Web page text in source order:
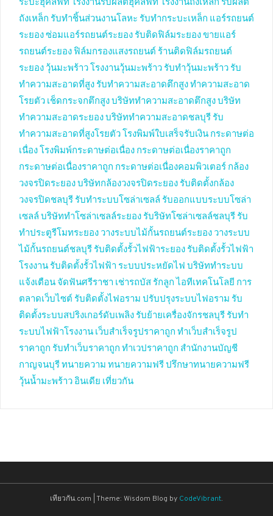
ระบะฮุคลิฟท์ โรงงานรับผลิตฮุคลิฟท์ โรงงานถังเหล็ก รับผลิต
ถังเหล็ก รับทำชิ้นส่วนงานโลหะ รับทำกระบะเหล็ก แอร์รถยนต์
ระยองซ่อมแอร์รถยนต์ระยอง รับติดฟิล์มระยองขายแอร์
รถยนต์ระยอง ฟิล์มกรองแสงรถยนต์ ร้านติดฟิล์มรถยนต์
ระยอง วุ้นมะพร้าว โรงงานวุ้นมะพร้าว รับทำวุ้นมะพร้าว รับ
ทำความสะอาดที่สูง รับทำความสะอาดตึกสูงทำความสะอาด
โรยตัว เช็ดกระจกตึกสูงบริษัททำความสะอาดตึกสูงบริษัท
ทำความสะอาดระยองบริษัททำความสะอาดชลบุรี รับ
ทำความสะอาดที่สูงโรยตัว โรงพิมพ์ใบเสร็จรับเงิน กระดาษต่อ
เนื่อง โรงพิมพ์กระดาษต่อเนื่อง กระดาษต่อเนื่องราคาถูก
กระดาษต่อเนื่องราคาถูก กระดาษต่อเนื่องคอมพิวเตอร์ กล้อง
วงจรปิดระยองบริษัทกล้องวงจรปิดระยอง รับติดตั้งกล้อง
วงจรปิดชลบุรี รับทำระบบโซล่าเซลล์ รับออกแบบระบบโซล่า
เซลล์ บริษัททำโซล่าเซลล์ระยอง รับริษัทโซล่าเซลล์ชลบุรี รับ
ทำประตูรีโมทระยอง วางระบบไม้กั้นรถยนต์ระยอง วางระบบ
ไม้กั้นรถยนต์ชลบุรี รับติดตั้งรั้วไฟฟ้าระยอง รับติดตั้งรั้วไฟฟ้า
โรงงาน รับติดตั้งรั้วไฟฟ้า ระบบประหยัดไฟ บริษัททำระบบ
แจ้งเตือน จัดฟันศรีราชา เช่ารถบัส รักลูก ไอทีเทคโนโลยี การ
ตลาดเว็บไซต์ รับติดตั้งไฟอราม ปรับปรุงระบบไฟอราม รับ
ติดตั้งระบบสปริงเกอร์ดับเพลิง รับย้ายเครื่องจักรชลบุรี รับทำ
ระบบไฟฟ้าโรงงาน เว็บสำเร็จรูปราคาถูก ทำเว็บสำเร็จรูป
ราคาถูก รับทำเว็บราคาถูก ทำเวปราคาถูก สำนักงานบัญชี
กาญจนบุรีทนายความ ทนายความฟรีปรึกษาทนายความฟรี
วุ้นน้ำมะพร้าว อินเดีย เที่ยวกัน
เทียวกัน.com Theme: Wisdom Blog by CodeVibrant.